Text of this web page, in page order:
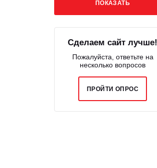
Сделаем сайт лучше!
Пожалуйста, ответьте на
несколько вопросов
ПРОЙТИ ОПРОС